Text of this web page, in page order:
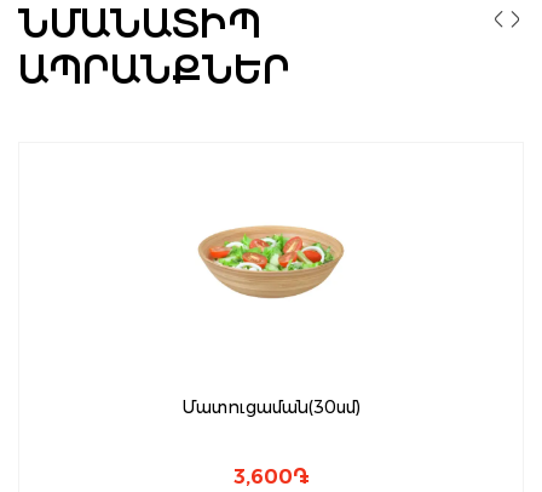
ՆՄԱՆԱՏԻՊ
ԱՊՐԱՆՔՆԵՐ
Մատուցաման(30սմ)
3,600֏